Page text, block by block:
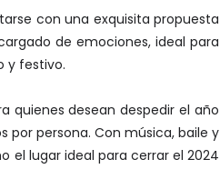
con una exquisita propuesta
de emociones, ideal para
y festivo.
quienes desean despedir el año
por persona. Con música, baile y
el lugar ideal para cerrar el 2024